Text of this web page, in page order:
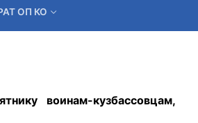
ОП КО
воинам-кузбассовцам,